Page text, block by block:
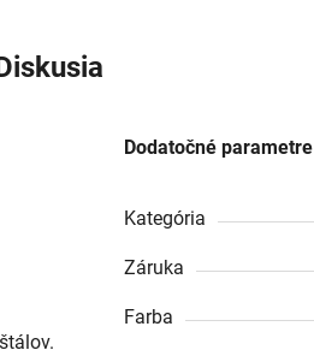
Dodatočné parametre
Kategória
Záruka
Farba